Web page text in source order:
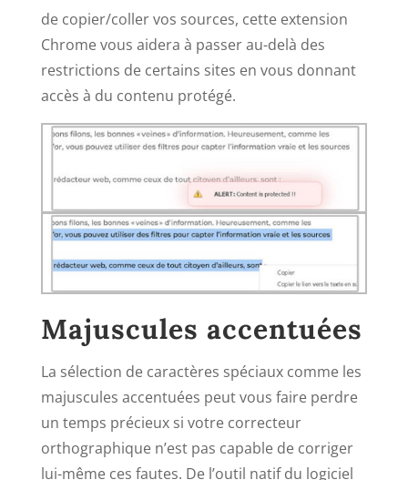
de copier/coller vos sources, cette extension
Chrome vous aidera à passer au-delà des
restrictions de certains sites en vous donnant
accès à du contenu protégé.
Majuscules accentuées
La sélection de caractères spéciaux comme les
majuscules accentuées peut vous faire perdre
un temps précieux si votre correcteur
orthographique n’est pas capable de corriger
lui-même ces fautes. De l’outil natif du logiciel